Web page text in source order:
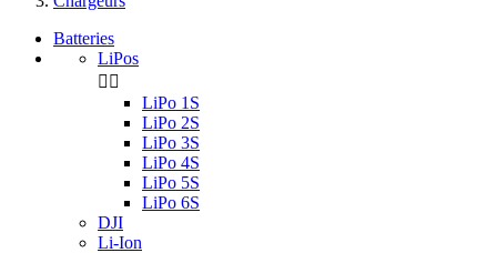
Batteries
LiPos
 
LiPo 1S
LiPo 2S
LiPo 3S
LiPo 4S
LiPo 5S
LiPo 6S
DJI
Li-Ion